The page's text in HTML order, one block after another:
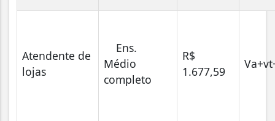
Atendente de
lojas
Ens.
Médio
completo
R$
1.677,59